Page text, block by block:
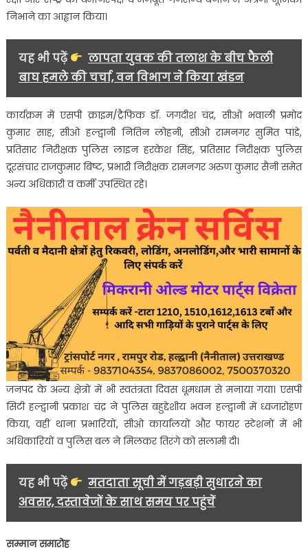
निभाने का आह्वान किया।
यह भी पढ़ें
लापता युवक की तलाश के बीच फैली
बाघ हमले की चर्चा, वन विभाग ने किया खंडन
कार्यक्रम में एसपी क्राइम/ट्रैफिक डॉ. जगदीश चंद्र, सीओ भवाली प्रमोद
कुमार साह, सीओ हल्द्वानी नितिन लोहनी, सीओ रामनगर सुमित पांडे,
प्रतिसार निरीक्षक पुलिस लाइन हरकेश सिंह, प्रतिसार निरीक्षक पुलिस
दूरसंचार राजकुमार बिष्ट, प्रभारी निरीक्षक रामनगर अरुण कुमार सैनी समेत
अन्य अधिकारी व कर्मी उपस्थित रहे।
जनपद के अन्य क्षेत्रों में भी स्वतंत्रता दिवस धूमधाम से मनाया गया। एसपी
सिटी हल्द्वानी प्रकाश चंद्र ने पुलिस बहुद्देशीय भवन हल्द्वानी में ध्वजारोहण
किया, वहीं थाना प्रभारियों, सीओ कार्यालयों और फायर स्टेशनों में भी
अधिकारियों व पुलिस बल ने मिलकर तिरंगे को सलामी दी।
यह भी पढ़ें
मतदाता सूची में गड़बड़ी सुधारने का
अवसर, दस्तावेजों के साथ समय पर पहुंचें
सम्मान समारोह